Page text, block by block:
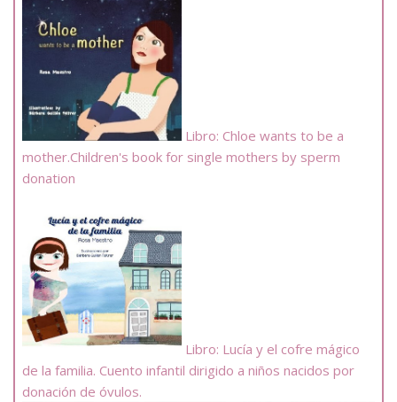
Libro: Chloe wants to be a
mother.Children's book for single mothers by sperm
donation
Libro: Lucía y el cofre mágico
de la familia. Cuento infantil dirigido a niños nacidos por
donación de óvulos.